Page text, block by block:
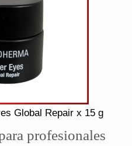
Global Repair x 15 g
profesionales